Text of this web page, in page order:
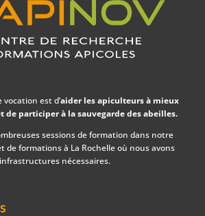
est d’aider les apiculteurs à mieux
de participer à la sauvegarde des abeilles.
sessions de formation dans notre
de formations à La Rochelle où nous avons
nécessaires.